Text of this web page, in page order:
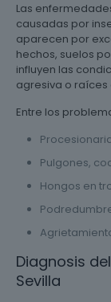
Las
causadas por
aparecen por
hechos, suelos
influyen las
agresiva o
Entre los
Pulgones,
Hongos en
Diagnosis
Sevilla